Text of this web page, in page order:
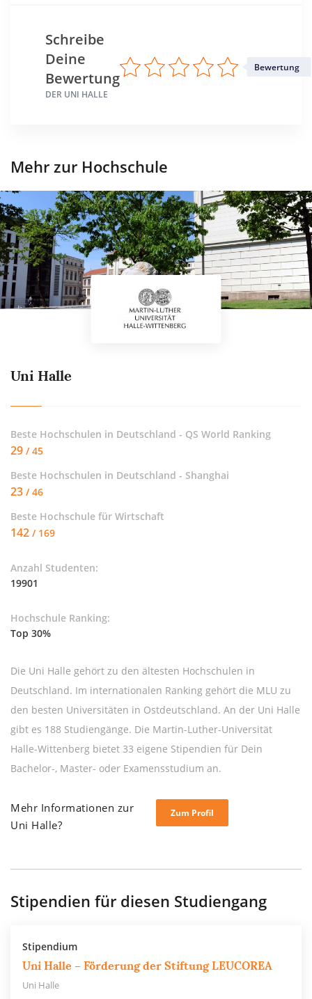
Schreibe
Deine
Bewertung
DER UNI HALLE
Bewertung
Mehr zur Hochschule
Uni Halle
Beste Hochschulen in Deutschland - QS World Ranking
29 / 45
Beste Hochschulen in Deutschland - Shanghai
23 / 46
Beste Hochschule für Wirtschaft
142 / 169
Anzahl Studenten:
19901
Hochschule Ranking:
Top 30%
Die Uni Halle gehört zu den ältesten Hochschulen in
Deutschland. Im internationalen Ranking gehört die MLU zu
den besten Universitäten in Ostdeutschland. An der Uni Halle
gibt es 188 Studiengänge. Die Martin-Luther-Universität
Halle-Wittenberg bietet 33 eigene Stipendien für Dein
Bachelor-, Master- oder Examensstudium an.
Mehr Informationen zur
Uni Halle?
Zum Profil
Stipendien für diesen Studiengang
Stipendium
Uni Halle – Förderung der Stiftung LEUCOREA
Uni Halle